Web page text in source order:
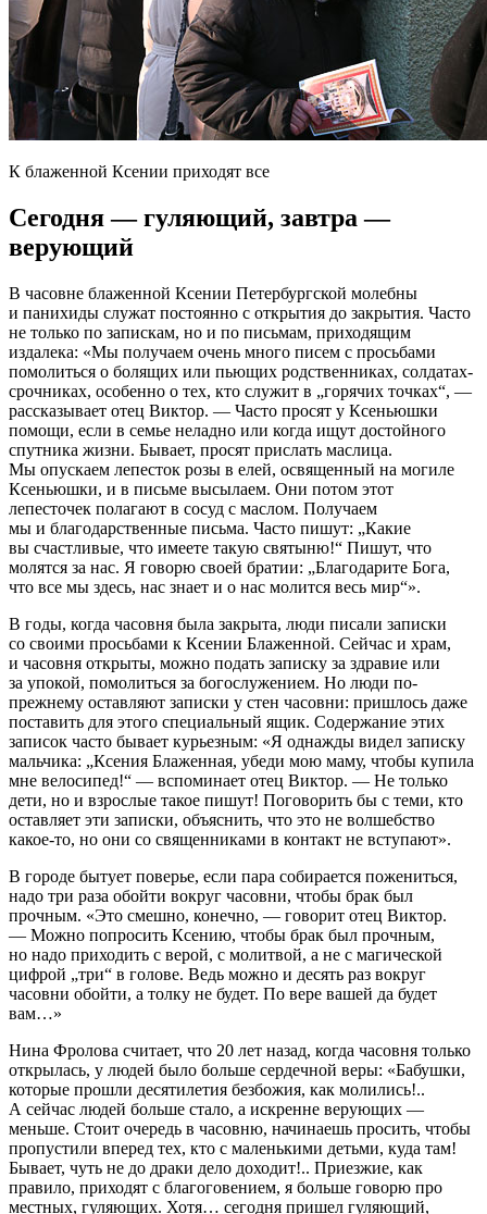
К блаженной Ксении приходят все
Сегодня — гуляющий, завтра —
верующий
В часовне блаженной Ксении Петербургской молебны
и панихиды служат постоянно с открытия до закрытия. Часто
не только по запискам, но и по письмам, приходящим
издалека: «Мы получаем очень много писем с просьбами
помолиться о болящих или пьющих родственниках, солдатах-
срочниках, особенно о тех, кто служит в „горячих точках“, —
рассказывает отец Виктор. — Часто просят у Ксеньюшки
помощи, если в семье неладно или когда ищут достойного
спутника жизни. Бывает, просят прислать маслица.
Мы опускаем лепесток розы в елей, освященный на могиле
Ксеньюшки, и в письме высылаем. Они потом этот
лепесточек полагают в сосуд с маслом. Получаем
мы и благодарственные письма. Часто пишут: „Какие
вы счастливые, что имеете такую святыню!“ Пишут, что
молятся за нас. Я говорю своей братии: „Благодарите Бога,
что все мы здесь, нас знает и о нас молится весь мир“».
В годы, когда часовня была закрыта, люди писали записки
со своими просьбами к Ксении Блаженной. Сейчас и храм,
и часовня открыты, можно подать записку за здравие или
за упокой, помолиться за богослужением. Но люди по-
прежнему оставляют записки у стен часовни: пришлось даже
поставить для этого специальный ящик. Содержание этих
записок часто бывает курьезным: «Я однажды видел записку
мальчика: „Ксения Блаженная, убеди мою маму, чтобы купила
мне велосипед!“ — вспоминает отец Виктор. — Не только
дети, но и взрослые такое пишут! Поговорить бы с теми, кто
оставляет эти записки, объяснить, что это не волшебство
какое-то, но они со священниками в контакт не вступают».
В городе бытует поверье, если пара собирается пожениться,
надо три раза обойти вокруг часовни, чтобы брак был
прочным. «Это смешно, конечно, — говорит отец Виктор.
— Можно попросить Ксению, чтобы брак был прочным,
но надо приходить с верой, с молитвой, а не с магической
цифрой „три“ в голове. Ведь можно и десять раз вокруг
часовни обойти, а толку не будет. По вере вашей да будет
вам…»
Нина Фролова считает, что 20 лет назад, когда часовня только
открылась, у людей было больше сердечной веры: «Бабушки,
которые прошли десятилетия безбожия, как молились!..
А сейчас людей больше стало, а искренне верующих —
меньше. Стоит очередь в часовню, начинаешь просить, чтобы
пропустили вперед тех, кто с маленькими детьми, куда там!
Бывает, чуть не до драки дело доходит!.. Приезжие, как
правило, приходят с благоговением, я больше говорю про
местных, гуляющих. Хотя… сегодня пришел гуляющий,